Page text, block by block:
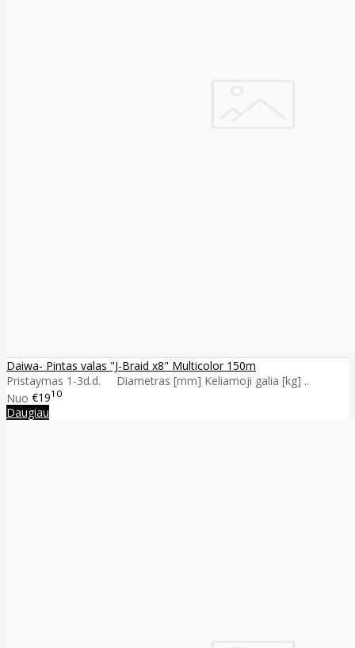
Daiwa- Pintas valas "J-Braid x8" Multicolor 150m
Pristaymas 1-3d.d. Diametras [mm] Keliamoji galia [kg] ..
Nuo €1910
Daugiau